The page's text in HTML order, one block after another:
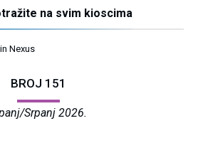
na svim kioscima
BROJ 151
Srpanj 2026.